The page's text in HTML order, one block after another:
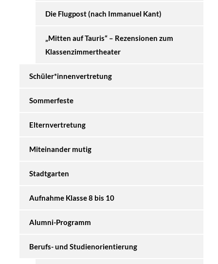
Die Flugpost (nach Immanuel Kant)
„Mitten auf Tauris“ – Rezensionen zum
Klassenzimmertheater
Schüler*innenvertretung
Sommerfeste
Elternvertretung
Miteinander mutig
Stadtgarten
Aufnahme Klasse 8 bis 10
Alumni-Programm
Berufs- und Studienorientierung